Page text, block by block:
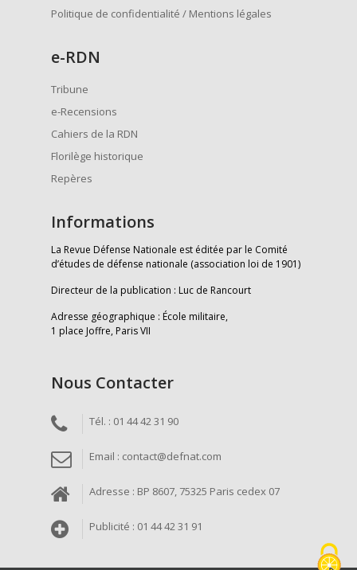
Politique de confidentialité / Mentions légales
e-RDN
Tribune
e-Recensions
Cahiers de la RDN
Florilège historique
Repères
Informations
La Revue Défense Nationale est éditée par le Comité
d’études de défense nationale (association loi de 1901)
Directeur de la publication : Luc de Rancourt
Adresse géographique : École militaire,
1 place Joffre, Paris VII
Nous Contacter
Tél. : 01 44 42 31 90
Email : contact@defnat.com
Adresse : BP 8607, 75325 Paris cedex 07
Publicité : 01 44 42 31 91